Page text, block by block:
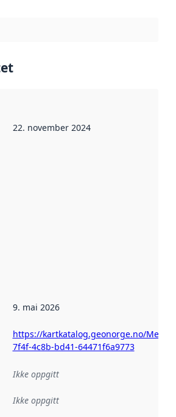
ble
22. november 2024
9. mai 2026
https://kartkatalog.geonorge.no/
7f4f-4c8b-bd41-64471f6a9773
Ikke oppgitt
Ikke oppgitt